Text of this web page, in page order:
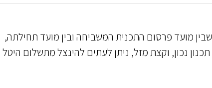
שבין מועד פרסום התכנית המשביחה ובין מועד תחילתה,
תכנון נכון, וקצת מזל, ניתן לעתים להינצל מתשלום היטל